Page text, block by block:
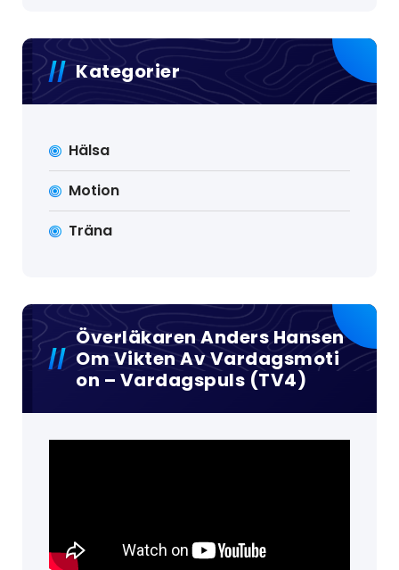
Kategorier
Hälsa
Motion
Träna
Överläkaren Anders Hansen
Om Vikten Av Vardagsmoti
On – Vardagspuls (TV4)